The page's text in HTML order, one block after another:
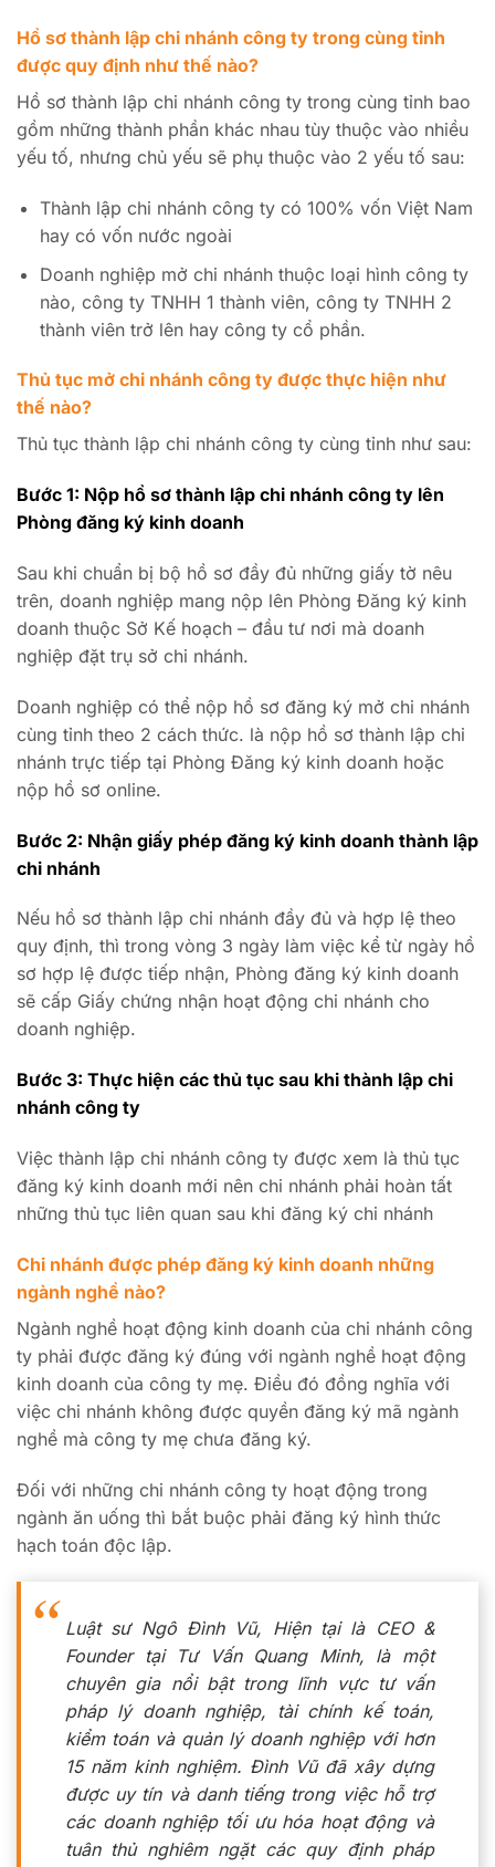
Hồ sơ thành lập chi nhánh công ty trong cùng tỉnh
được quy định như thế nào?
Hồ sơ thành lập chi nhánh công ty trong cùng tỉnh bao
gồm những thành phần khác nhau tùy thuộc vào nhiều
yếu tố, nhưng chủ yếu sẽ phụ thuộc vào 2 yếu tố sau:
Thành lập chi nhánh công ty có 100% vốn Việt Nam
hay có vốn nước ngoài
Doanh nghiệp mở chi nhánh thuộc loại hình công ty
nào, công ty TNHH 1 thành viên, công ty TNHH 2
thành viên trở lên hay công ty cổ phần.
Thủ tục mở chi nhánh công ty được thực hiện như
thế nào?
Thủ tục thành lập chi nhánh công ty cùng tỉnh như sau:
Bước 1: Nộp hồ sơ thành lập chi nhánh công ty lên
Phòng đăng ký kinh doanh
Sau khi chuẩn bị bộ hồ sơ đầy đủ những giấy tờ nêu
trên, doanh nghiệp mang nộp lên Phòng Đăng ký kinh
doanh thuộc Sở Kế hoạch – đầu tư nơi mà doanh
nghiệp đặt trụ sở chi nhánh.
Doanh nghiệp có thể nộp hồ sơ đăng ký mở chi nhánh
cùng tỉnh theo 2 cách thức. là nộp hồ sơ thành lập chi
nhánh trực tiếp tại Phòng Đăng ký kinh doanh hoặc
nộp hồ sơ online.
Bước 2: Nhận giấy phép đăng ký kinh doanh thành lập
chi nhánh
Nếu hồ sơ thành lập chi nhánh đầy đủ và hợp lệ theo
quy định, thì trong vòng 3 ngày làm việc kể từ ngày hồ
sơ hợp lệ được tiếp nhận, Phòng đăng ký kinh doanh
sẽ cấp Giấy chứng nhận hoạt động chi nhánh cho
doanh nghiệp.
Bước 3: Thực hiện các thủ tục sau khi thành lập chi
nhánh công ty
Việc thành lập chi nhánh công ty được xem là thủ tục
đăng ký kinh doanh mới nên chi nhánh phải hoàn tất
những thủ tục liên quan sau khi đăng ký chi nhánh
Chi nhánh được phép đăng ký kinh doanh những
ngành nghề nào?
Ngành nghề hoạt động kinh doanh của chi nhánh công
ty phải được đăng ký đúng với ngành nghề hoạt động
kinh doanh của công ty mẹ. Điều đó đồng nghĩa với
việc chi nhánh không được quyền đăng ký mã ngành
nghề mà công ty mẹ chưa đăng ký.
Đối với những chi nhánh công ty hoạt động trong
ngành ăn uống thì bắt buộc phải đăng ký hình thức
hạch toán độc lập.
Luật sư Ngô Đình Vũ, Hiện tại là CEO &
Founder tại Tư Vấn Quang Minh, là một
chuyên gia nổi bật trong lĩnh vực tư vấn
pháp lý doanh nghiệp, tài chính kế toán,
kiểm toán và quản lý doanh nghiệp với hơn
15 năm kinh nghiệm. Đình Vũ đã xây dựng
được uy tín và danh tiếng trong việc hỗ trợ
các doanh nghiệp tối ưu hóa hoạt động và
tuân thủ nghiêm ngặt các quy định pháp